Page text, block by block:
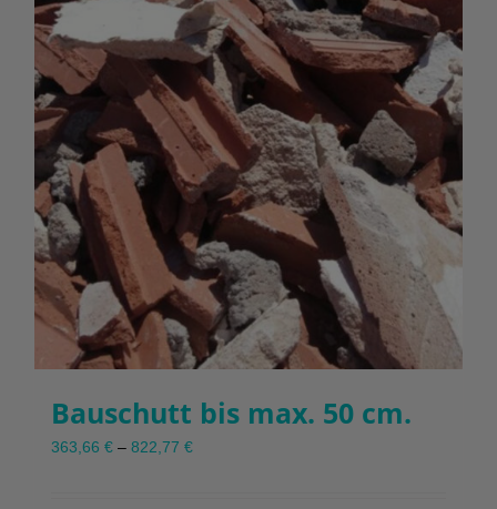
Produktseite
gewählt
werden
Bauschutt bis max. 50 cm.
363,66 €– 822,77 €